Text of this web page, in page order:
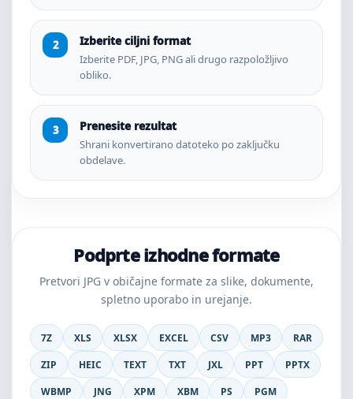
Izberite ciljni format
Izberite PDF, JPG, PNG ali drugo razpoložljivo
obliko.
Prenesite rezultat
Shrani konvertirano datoteko po zaključku
obdelave.
Podprte izhodne formate
Pretvori JPG v običajne formate za slike, dokumente,
spletno uporabo in urejanje.
7Z XLS XLSX EXCEL CSV MP3
RAR
ZIP
HEIC TEXT TXT JXL PPT
PPTX
WBMP
JNG XPM XBM PS
PGM